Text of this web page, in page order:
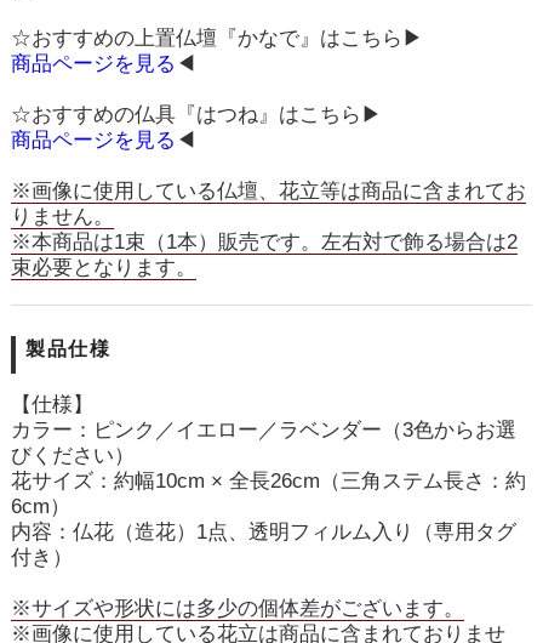
☆おすすめの上置仏壇『かなで』はこちら▶
商品ページを見る ◀
☆おすすめの仏具『はつね』はこちら▶
商品ページを見る ◀
※画像に使用している仏壇、花立等は商品に含まれてお
りません。
※本商品は1束（1本）販売です。左右対で飾る場合は2
束必要となります。
製品仕様
【仕様】
カラー：ピンク／イエロー／ラベンダー（3色からお選
びください）
花サイズ：約幅10cm × 全長26cm（三角ステム長さ：約
6cm）
内容：仏花（造花）1点、透明フィルム入り（専用タグ
付き）
※サイズや形状には多少の個体差がございます。
※画像に使用している花立は商品に含まれておりませ